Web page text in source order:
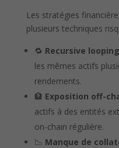
Les stratégies
plusieurs techniques
🔁 Recursive
les mêmes actifs
rendements.
🏦 Exposition off-
actifs à des entités
on-chain régulière.
📉 Manque de